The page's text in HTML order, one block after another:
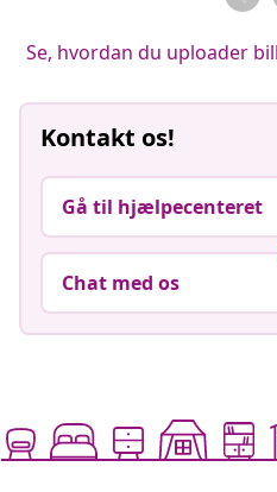
Se, hvordan du uploader
Kontakt os!
Gå til hjælpecenteret
Chat med os